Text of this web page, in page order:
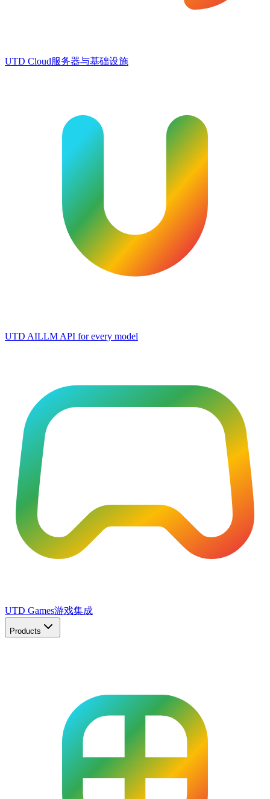
UTD Cloud服务器与基础设施
UTD AILLM API for every model
UTD Games游戏集成
Products